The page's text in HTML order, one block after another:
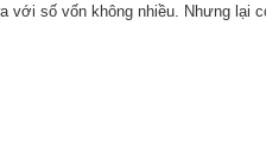
với số vốn không nhiều. Nhưng lại